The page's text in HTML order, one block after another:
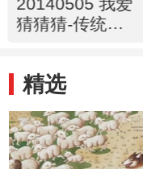
猜猜猜-传统文
精选